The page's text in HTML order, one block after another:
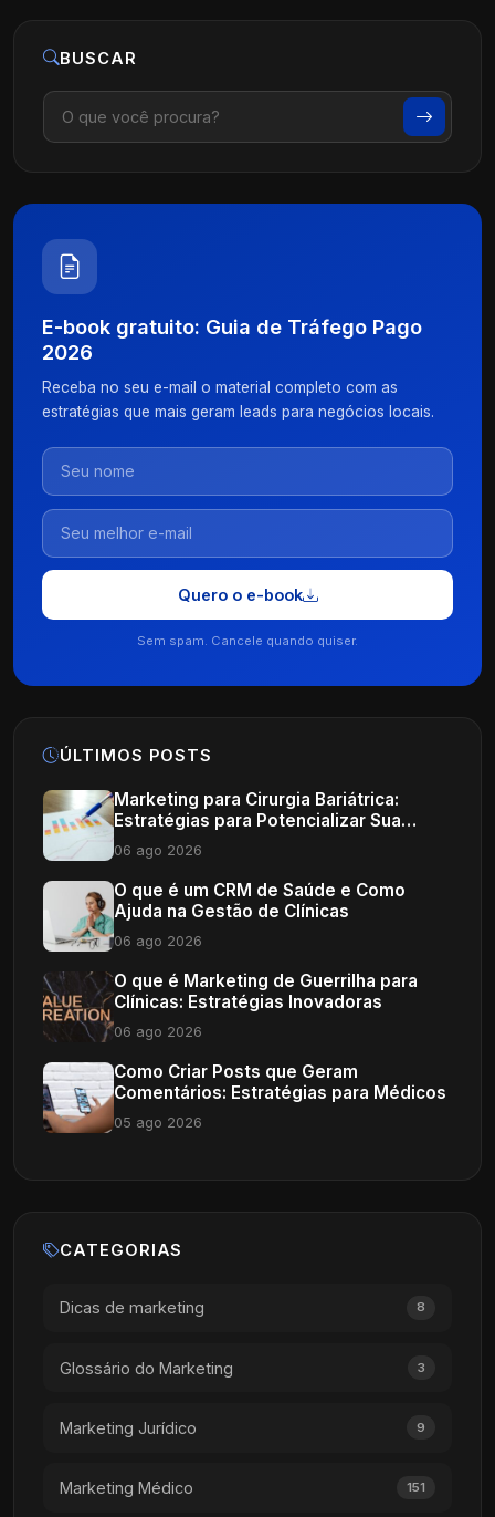
BUSCAR
E-book gratuito: Guia de Tráfego Pago
2026
Receba no seu e-mail o material completo com as
estratégias que mais geram leads para negócios locais.
Quero o e-book
Sem spam. Cancele quando quiser.
ÚLTIMOS POSTS
Marketing para Cirurgia Bariátrica:
Estratégias para Potencializar Sua
Clínica
06 ago 2026
O que é um CRM de Saúde e Como
Ajuda na Gestão de Clínicas
06 ago 2026
O que é Marketing de Guerrilha para
Clínicas: Estratégias Inovadoras
06 ago 2026
Como Criar Posts que Geram
Comentários: Estratégias para Médicos
05 ago 2026
CATEGORIAS
Dicas de marketing 8
Glossário do Marketing 3
Marketing Jurídico 9
Marketing Médico 151